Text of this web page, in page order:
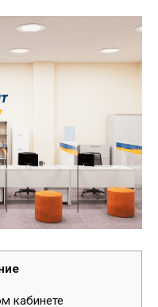
кабинете